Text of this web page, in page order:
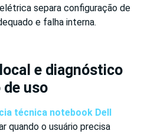
separa configuração de
e falha interna.
e diagnóstico
uso
técnica notebook Dell
quando o usuário precisa